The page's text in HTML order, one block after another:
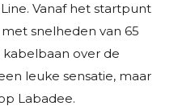
Vanaf het startpunt
snelheden van 65
over de
leuke sensatie, maar
Labadee.